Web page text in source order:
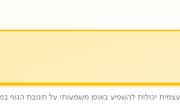
יכולות להשפיע באופן משמעותי על תגובת הגוף